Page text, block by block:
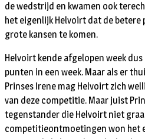
de wedstrijd en kwamen ook
het eigenlijk Helvoirt dat de
grote kansen te komen.
Helvoirt kende afgelopen week dus
punten in een week. Maar als er
Prinses Irene mag Helvoirt zich
van deze competitie. Maar juist
tegenstander die Helvoirt niet
competitieontmoetingen won het